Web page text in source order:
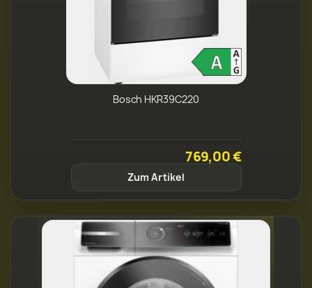
Bosch HKR39C220
769,00 €
Zum Artikel